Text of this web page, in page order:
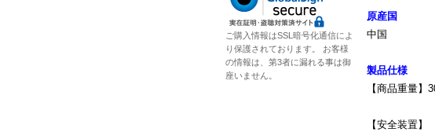
原産国
中国
製品仕様
【商品重量】
【安全装置】
ご購入情報はSSL暗号化通信によ
り保護されております。 お客様
の情報は、第3者に漏れる事は御
座いません。